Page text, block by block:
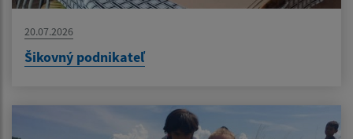
20.07.2026
Šikovný podnikateľ